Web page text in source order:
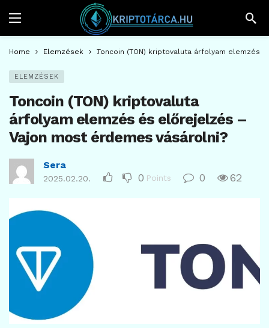
Home Elemzések Toncoin (TON) kriptovaluta árfolyam elemzés
ELEMZÉSEK
Toncoin (TON) kriptovaluta
árfolyam elemzés és előrejelzés –
Vajon most érdemes vásárolni?
Sera
2025.02.20. 0 Points 0 62